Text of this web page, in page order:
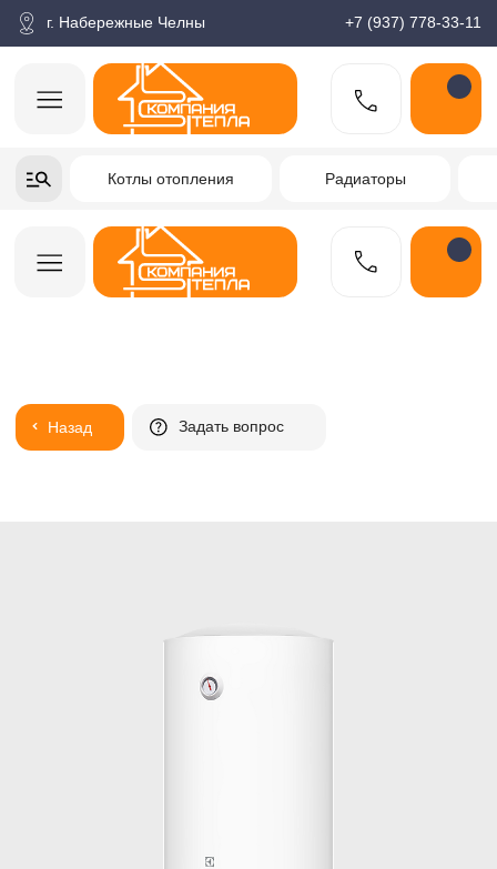
г. Набережные Челны
Котлы отопления Радиаторы Водонагреватели
+7-937-778-33-11